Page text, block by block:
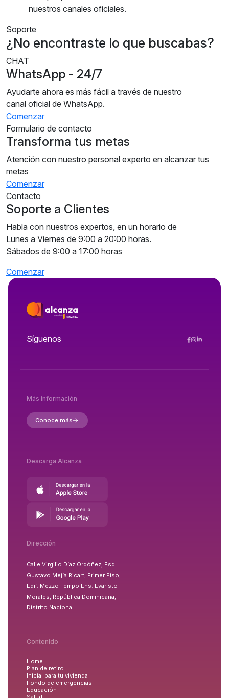
nuestros canales oficiales.
Soporte
¿No encontraste lo que buscabas?
CHAT
WhatsApp - 24/7
Ayudarte ahora es más fácil a través de nuestro
canal oficial de WhatsApp.
Comenzar
Formulario de contacto
Transforma tus metas
Atención con nuestro personal experto en alcanzar tus
metas
Comenzar
Contacto
Soporte a Clientes
Habla con nuestros expertos, en un horario de
Lunes a Viernes de 9:00 a 20:00 horas.
Sábados de 9:00 a 17:00 horas
Comenzar
Síguenos
Más información
Conoce más
Contenido
Home
Plan de retiro
Inicial para tu vivienda
Fondo de emergencias
Educación
Descarga Alcanza
Dirección
Calle Virgilio Díaz Ordóñez, Esq.
Gustavo Mejía Ricart, Primer Piso,
Edif. Mezzo Tempo Ens. Evaristo
Morales, República Dominicana,
Distrito Nacional.